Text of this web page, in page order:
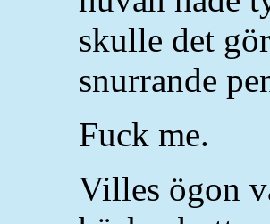
skulle det
snurrande
Fuck me.
Villes ögon